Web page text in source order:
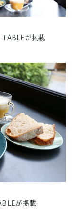
TABLEが掲載
が掲載